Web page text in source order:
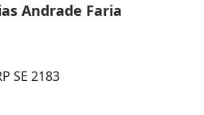
Andrade Faria
SE 2183